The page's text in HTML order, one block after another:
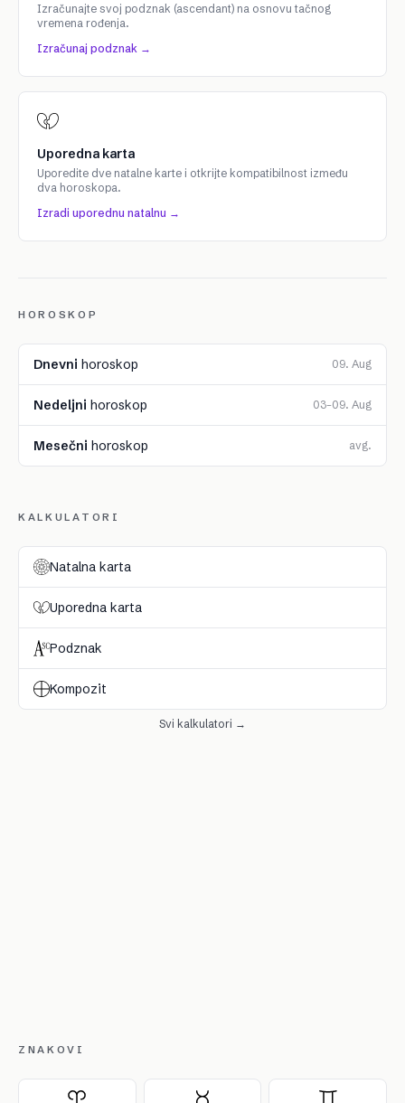
Izračunajte svoj podznak (ascendant) na osnovu tačnog
vremena rođenja.
Izračunaj podznak →
Uporedna karta
Uporedite dve natalne karte i otkrijte kompatibilnost između
dva horoskopa.
Izradi uporednu natalnu →
HOROSKOP
Dnevni horoskop 09. Aug
Nedeljni horoskop 03–09. Aug
Mesečni horoskop avg.
KALKULATORI
Natalna karta
Uporedna karta
Podznak
Kompozit
Svi kalkulatori →
ZNAKOVI